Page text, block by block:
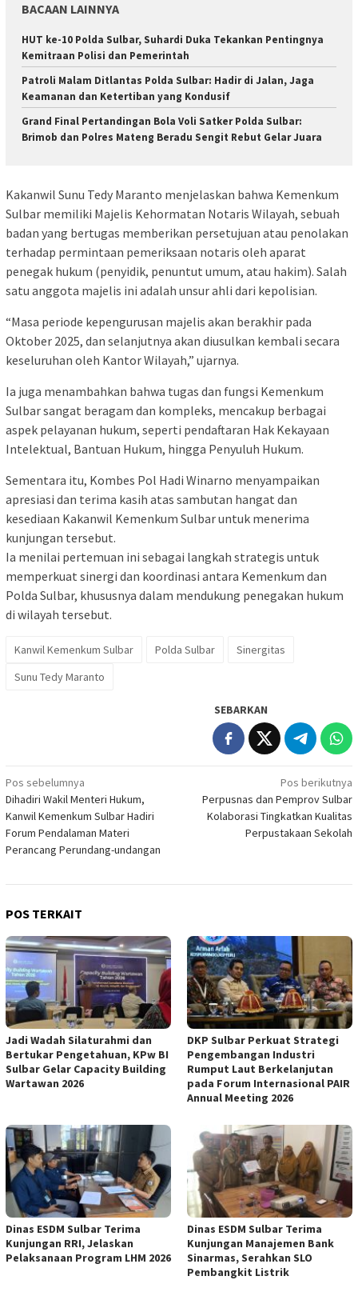
BACAAN LAINNYA
HUT ke-10 Polda Sulbar, Suhardi Duka Tekankan Pentingnya
Kemitraan Polisi dan Pemerintah
Patroli Malam Ditlantas Polda Sulbar: Hadir di Jalan, Jaga
Keamanan dan Ketertiban yang Kondusif
Grand Final Pertandingan Bola Voli Satker Polda Sulbar:
Brimob dan Polres Mateng Beradu Sengit Rebut Gelar Juara
Kakanwil Sunu Tedy Maranto menjelaskan bahwa Kemenkum
Sulbar memiliki Majelis Kehormatan Notaris Wilayah, sebuah
badan yang bertugas memberikan persetujuan atau penolakan
terhadap permintaan pemeriksaan notaris oleh aparat
penegak hukum (penyidik, penuntut umum, atau hakim). Salah
satu anggota majelis ini adalah unsur ahli dari kepolisian.
“Masa periode kepengurusan majelis akan berakhir pada
Oktober 2025, dan selanjutnya akan diusulkan kembali secara
keseluruhan oleh Kantor Wilayah,” ujarnya.
Ia juga menambahkan bahwa tugas dan fungsi Kemenkum
Sulbar sangat beragam dan kompleks, mencakup berbagai
aspek pelayanan hukum, seperti pendaftaran Hak Kekayaan
Intelektual, Bantuan Hukum, hingga Penyuluh Hukum.
Sementara itu, Kombes Pol Hadi Winarno menyampaikan
apresiasi dan terima kasih atas sambutan hangat dan
kesediaan Kakanwil Kemenkum Sulbar untuk menerima
kunjungan tersebut.
Ia menilai pertemuan ini sebagai langkah strategis untuk
memperkuat sinergi dan koordinasi antara Kemenkum dan
Polda Sulbar, khususnya dalam mendukung penegakan hukum
di wilayah tersebut.
Kanwil Kemenkum Sulbar Polda Sulbar
Sinergitas
Sunu Tedy Maranto
SEBARKAN
Navigasi
pos
Pos sebelumnya
Dihadiri Wakil Menteri Hukum,
Kanwil Kemenkum Sulbar Hadiri
Forum Pendalaman Materi
Perancang Perundang-undangan
Pos berikutnya
Perpusnas dan Pemprov Sulbar
Kolaborasi Tingkatkan Kualitas
Perpustakaan Sekolah
POS TERKAIT
Jadi Wadah Silaturahmi dan
Bertukar Pengetahuan, KPw BI
Sulbar Gelar Capacity Building
Wartawan 2026
DKP Sulbar Perkuat Strategi
Pengembangan Industri
Rumput Laut Berkelanjutan
pada Forum Internasional PAIR
Annual Meeting 2026
Dinas ESDM Sulbar Terima
Kunjungan RRI, Jelaskan
Pelaksanaan Program LHM 2026
Dinas ESDM Sulbar Terima
Kunjungan Manajemen Bank
Sinarmas, Serahkan SLO
Pembangkit Listrik